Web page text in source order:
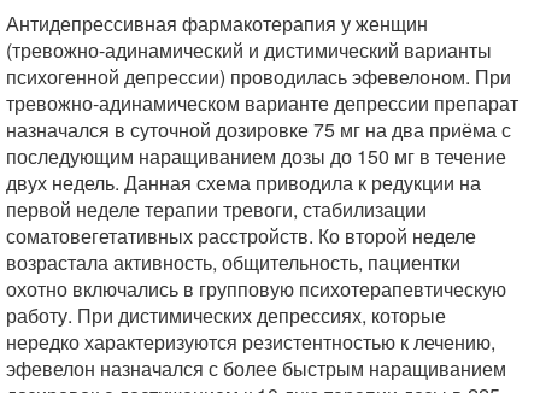
Антидепрессивная фармакотерапия у женщин
(тревожно-адинамический и дистимический варианты
психогенной депрессии) проводилась эфевелоном. При
тревожно-адинамическом варианте депрессии препарат
назначался в суточной дозировке 75 мг на два приёма с
последующим наращиванием дозы до 150 мг в течение
двух недель. Данная схема приводила к редукции на
первой неделе терапии тревоги, стабилизации
соматовегетативных расстройств. Ко второй неделе
возрастала активность, общительность, пациентки
охотно включались в групповую психотерапевтическую
работу. При дистимических депрессиях, которые
нередко характеризуются резистентностью к лечению,
эфевелон назначался с более быстрым наращиванием